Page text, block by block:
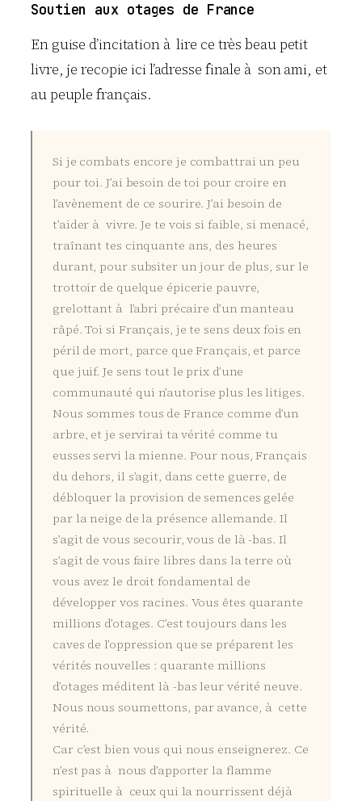
Soutien aux otages de France
En guise d’incitation à lire ce très beau petit
livre, je recopie ici l’adresse finale à son ami, et
au peuple français.
Si je combats encore je combattrai un peu
pour toi. J’ai besoin de toi pour croire en
l’avènement de ce sourire. J’ai besoin de
t’aider à vivre. Je te vois si faible, si menacé,
traînant tes cinquante ans, des heures
durant, pour subsiter un jour de plus, sur le
trottoir de quelque épicerie pauvre,
grelottant à l’abri précaire d’un manteau
râpé. Toi si Français, je te sens deux fois en
péril de mort, parce que Français, et parce
que juif. Je sens tout le prix d’une
communauté qui n’autorise plus les litiges.
Nous sommes tous de France comme d’un
arbre, et je servirai ta vérité comme tu
eusses servi la mienne. Pour nous, Français
du dehors, il s’agit, dans cette guerre, de
débloquer la provision de semences gelée
par la neige de la présence allemande. Il
s’agit de vous secourir, vous de là -bas. Il
s’agit de vous faire libres dans la terre où
vous avez le droit fondamental de
développer vos racines. Vous êtes quarante
millions d’otages. C’est toujours dans les
caves de l’oppression que se préparent les
vérités nouvelles : quarante millions
d’otages méditent là -bas leur vérité neuve.
Nous nous soumettons, par avance, à cette
vérité.
Car c’est bien vous qui nous enseignerez. Ce
n’est pas à nous d’apporter la flamme
spirituelle à ceux qui la nourrissent déjà